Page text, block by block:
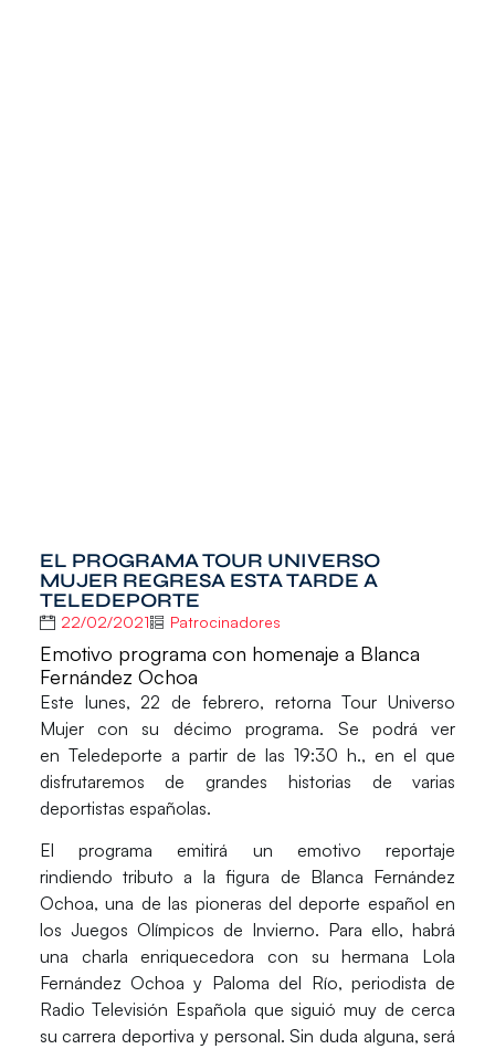
EL PROGRAMA TOUR UNIVERSO
MUJER REGRESA ESTA TARDE A
TELEDEPORTE
22/02/2021 Patrocinadores
Emotivo programa con homenaje a Blanca
Fernández Ochoa
Este lunes, 22 de febrero, retornaTour Universo
Mujercon su décimo programa. Se podrá ver
en Teledeporte a partir de las19:30 h., en el que
disfrutaremos de grandes historias de varias
deportistas españolas.
El programa emitirá un emotivo reportaje
rindiendo tributo a la figura de Blanca Fernández
Ochoa, una de las pioneras del deporte español en
los Juegos Olímpicos de Invierno. Para ello, habrá
una charla enriquecedora con su hermana Lola
Fernández Ochoa y Paloma del Río, periodista de
Radio Televisión Española que siguió muy de cerca
su carrera deportiva y personal. Sin duda alguna, será